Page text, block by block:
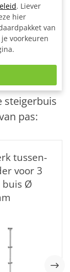
steigerbuis
pas:
tussen-
voor 3
buis Ø
. Liever
hier
van
voorkeuren